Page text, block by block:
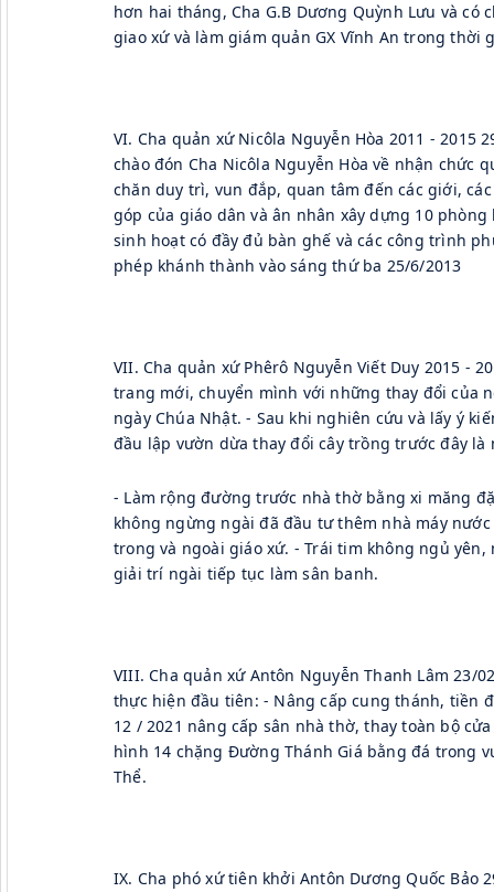
hơn hai tháng, Cha G.B Dương Quỳnh Lưu và có
giao xứ và làm giám quản GX Vĩnh An trong thời
VI. Cha quản xứ Nicôla Nguyễn Hòa 2011 - 2015
chào đón Cha Nicôla Nguyễn Hòa về nhận chức
chăn duy trì, vun đắp, quan tâm đến các giới,
góp của giáo dân và ân nhân xây dựng 10
sinh hoạt có đầy đủ bàn ghế và các công trình
phép khánh thành vào sáng thứ ba 25/6/2013
VII. Cha quản xứ Phêrô Nguyễn Viết Duy 2015 -
trang mới, chuyển mình với những thay đổi của
ngày Chúa Nhật. - Sau khi nghiên cứu và lấy ý
đầu lập vườn dừa thay đổi cây trồng trước đây
- Làm rộng đường trước nhà thờ bằng xi măng
không ngừng ngài đã đầu tư thêm nhà máy
trong và ngoài giáo xứ. - Trái tim không ngủ
giải trí ngài tiếp tục làm sân banh.
VIII. Cha quản xứ Antôn Nguyễn Thanh Lâm 23/
thực hiện đầu tiên: - Nâng cấp cung thánh, tiền
12 / 2021 nâng cấp sân nhà thờ, thay toàn bộ
hình 14 chặng Đường Thánh Giá bằng đá trong
Thể.
IX. Cha phó xứ tiên khởi Antôn Dương Quốc Bảo